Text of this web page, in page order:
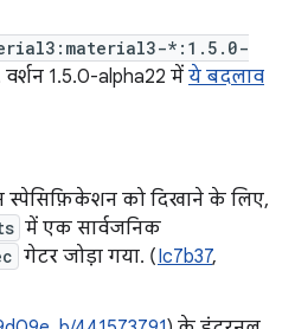
*:1.5.0-
वर्शन 1.5.0-alpha22 में ये बदलाव
स्पेसिफ़िकेशन को दिखाने के लिए,
में एक सार्वजनिक
गेटर जोड़ा गया. (Ic7b37,